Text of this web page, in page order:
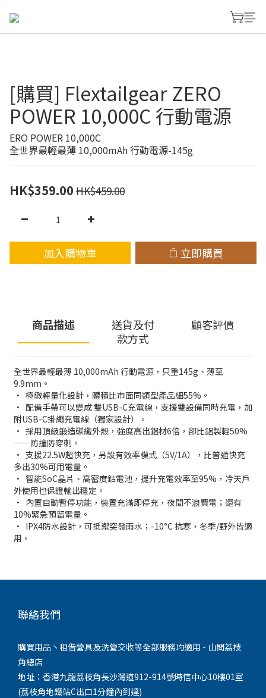
[購買] Flextailgear ZERO
POWER 10,000C 行動電源
ERO POWER 10,000C
全世界最輕最薄 10,000mAh 行動電源-145g
HK$359.00 HK$459.00
加入購物車 立即購買
商品描述
送貨及付
款方式
顧客評價
⁠全世界最輕最薄 10,000mAh 行動電源，只重145g、薄至
9.9mm⁠。
•⁠ ⁠極緻輕量化設計，體積比市面同類型產品細55%。
•⁠ ⁠配備手帶可以變成 雙USB-C充電線，支援雙設備同時充電，加
附USB-C掛繩充電線（獨家設計）。
•⁠ ⁠採用頂級鍛造碳纖外殼，強度高出鋁材6倍，卻比鋁製輕50%
——防撞防穿刺。
•⁠ ⁠支援22.5W超快充，另設有效率模式（5V/1A），比普通快充
多出30%可用電量。
•⁠ ⁠智能SoC晶片、高密度鈷電池，提升充電效率至95%，冷天戶
外使用也保證輸出穩定。
•⁠ ⁠內置自動暫停功能，裝置充滿即停充，夜間不浪費電；還有
10%緊急預留電量。
•⁠ ⁠IPX4防水設計，可抵禦突發雨水；-10°C 抗寒，冬季/野外皆適
用。
聯絡我們
購買用品丶租借營具及洗營交收等全部服務均適用 - 山問荔枝
角總店
地址：香港九龍荔枝角長沙灣道912-914號時信中心10樓01室
(荔枝角地鐵站C出口1分鐘內到達)